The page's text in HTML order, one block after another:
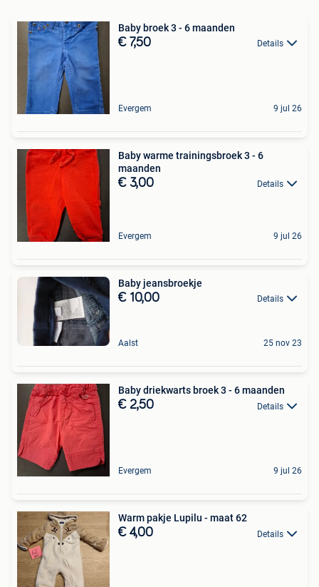
Baby broek 3 - 6 maanden
€ 7,50 Details
Evergem 9 jul 26
Baby warme trainingsbroek 3 - 6
maanden
€ 3,00 Details
Evergem 9 jul 26
Baby jeansbroekje
€ 10,00 Details
Aalst 25 nov 23
Baby driekwarts broek 3 - 6 maanden
€ 2,50 Details
Evergem 9 jul 26
Warm pakje Lupilu - maat 62
€ 4,00 Details